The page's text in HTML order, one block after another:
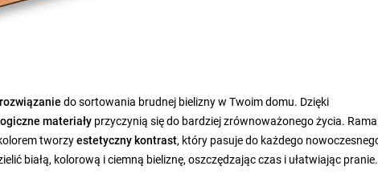
do sortowania brudnej bielizny w Twoim domu. Dzięki
materiały przyczynią się do bardziej zrównoważonego życia. Rama
tworzyestetyczny kontrast, który pasuje do każdego
białą, kolorową i ciemną bieliznę, oszczędzając czas i ułatwiając pranie.